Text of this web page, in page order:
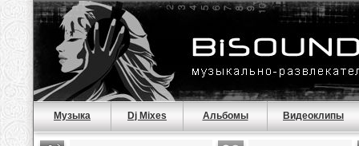
Музыка Dj Mixes Альбомы Видеоклипы